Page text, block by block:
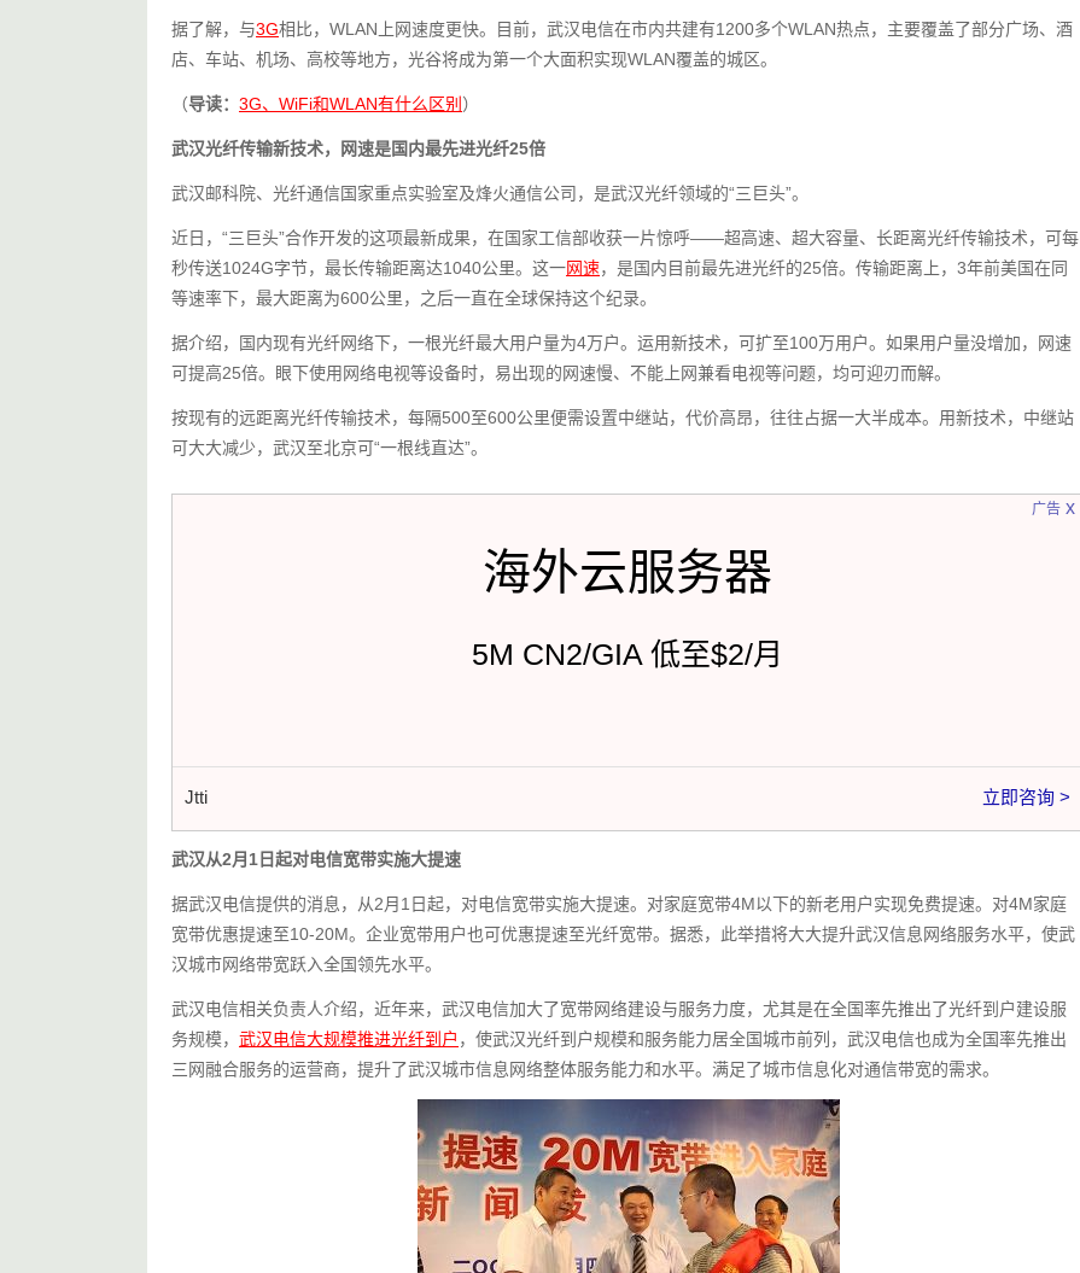
据了解，与3G相比，WLAN上网速度更快。目前，武汉电信在市内共建有1200多个WLAN热点，主要覆盖了部分广场、酒
店、车站、机场、高校等地方，光谷将成为第一个大面积实现WLAN覆盖的城区。
（导读： 3G、WiFi和WLAN有什么区别 ）
武汉光纤传输新技术，网速是国内最先进光纤25倍
武汉邮科院、光纤通信国家重点实验室及烽火通信公司，是武汉光纤领域的“三巨头”。
近日，“三巨头”合作开发的这项最新成果，在国家工信部收获一片惊呼——超高速、超大容量、长距离光纤传输技术，可每
秒传送1024G字节，最长传输距离达1040公里。这一网速，是国内目前最先进光纤的25倍。传输距离上，3年前美国在同
等速率下，最大距离为600公里，之后一直在全球保持这个纪录。
据介绍，国内现有光纤网络下，一根光纤最大用户量为4万户。运用新技术，可扩至100万用户。如果用户量没增加，网速
可提高25倍。眼下使用网络电视等设备时，易出现的网速慢、不能上网兼看电视等问题，均可迎刃而解。
按现有的远距离光纤传输技术，每隔500至600公里便需设置中继站，代价高昂，往往占据一大半成本。用新技术，中继站
可大大减少，武汉至北京可“一根线直达”。
广告
海外云服务器
5M CN2/GIA 低至$2/月
Jtti 立即咨询 >
x
武汉从2月1日起对电信宽带实施大提速
据武汉电信提供的消息，从2月1日起，对电信宽带实施大提速。对家庭宽带4M以下的新老用户实现免费提速。对4M家庭
宽带优惠提速至10-20M。企业宽带用户也可优惠提速至光纤宽带。据悉，此举措将大大提升武汉信息网络服务水平，使武
汉城市网络带宽跃入全国领先水平。
武汉电信相关负责人介绍，近年来，武汉电信加大了宽带网络建设与服务力度，尤其是在全国率先推出了光纤到户建设服
务规模， 武汉电信大规模推进光纤到户 ，使武汉光纤到户规模和服务能力居全国城市前列，武汉电信也成为全国率先推出
三网融合服务的运营商，提升了武汉城市信息网络整体服务能力和水平。满足了城市信息化对通信带宽的需求。